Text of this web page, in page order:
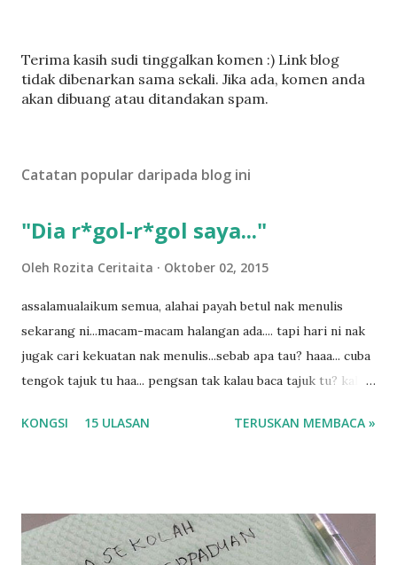
C
a
t
l
Terima kasih sudi tinggalkan komen :) Link blog
tidak dibenarkan sama sekali. Jika ada, komen anda
akan dibuang atau ditandakan spam.
Catatan popular daripada blog ini
"Dia r*gol-r*gol saya..."
Oleh Rozita Ceritaita Oktober 02, 2015
assalamualaikum semua, alahai payah betul nak menulis
sekarang ni...macam-macam halangan ada.... tapi hari ni nak
jugak cari kekuatan nak menulis...sebab apa tau? haaa... cuba
tengok tajuk tu haa... pengsan tak kalau baca tajuk tu? kalau
tau? yang sebut tu anak aku....diulangi ANAK AKU ....adoiiii
balik keja aku ajak la shah singgah Giant beli barang
sikit...dalam perjalanan dari dalam kereta tu biasalah kan
KONGSI 15 ULASAN TERUSKAN MEMBACA »